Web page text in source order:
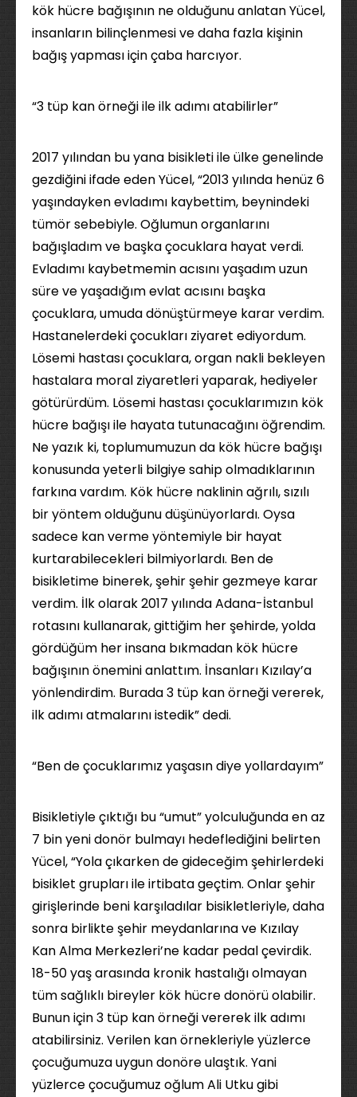
kök hücre bağışının ne olduğunu anlatan Yücel,
insanların bilinçlenmesi ve daha fazla kişinin
bağış yapması için çaba harcıyor.
“3 tüp kan örneği ile ilk adımı atabilirler”
2017 yılından bu yana bisikleti ile ülke genelinde
gezdiğini ifade eden Yücel, “2013 yılında henüz 6
yaşındayken evladımı kaybettim, beynindeki
tümör sebebiyle. Oğlumun organlarını
bağışladım ve başka çocuklara hayat verdi.
Evladımı kaybetmemin acısını yaşadım uzun
süre ve yaşadığım evlat acısını başka
çocuklara, umuda dönüştürmeye karar verdim.
Hastanelerdeki çocukları ziyaret ediyordum.
Lösemi hastası çocuklara, organ nakli bekleyen
hastalara moral ziyaretleri yaparak, hediyeler
götürürdüm. Lösemi hastası çocuklarımızın kök
hücre bağışı ile hayata tutunacağını öğrendim.
Ne yazık ki, toplumumuzun da kök hücre bağışı
konusunda yeterli bilgiye sahip olmadıklarının
farkına vardım. Kök hücre naklinin ağrılı, sızılı
bir yöntem olduğunu düşünüyorlardı. Oysa
sadece kan verme yöntemiyle bir hayat
kurtarabilecekleri bilmiyorlardı. Ben de
bisikletime binerek, şehir şehir gezmeye karar
verdim. İlk olarak 2017 yılında Adana-İstanbul
rotasını kullanarak, gittiğim her şehirde, yolda
gördüğüm her insana bıkmadan kök hücre
bağışının önemini anlattım. İnsanları Kızılay’a
yönlendirdim. Burada 3 tüp kan örneği vererek,
ilk adımı atmalarını istedik” dedi.
“Ben de çocuklarımız yaşasın diye yollardayım”
Bisikletiyle çıktığı bu “umut” yolculuğunda en az
7 bin yeni donör bulmayı hedeflediğini belirten
Yücel, “Yola çıkarken de gideceğim şehirlerdeki
bisiklet grupları ile irtibata geçtim. Onlar şehir
girişlerinde beni karşıladılar bisikletleriyle, daha
sonra birlikte şehir meydanlarına ve Kızılay
Kan Alma Merkezleri’ne kadar pedal çevirdik.
18-50 yaş arasında kronik hastalığı olmayan
tüm sağlıklı bireyler kök hücre donörü olabilir.
Bunun için 3 tüp kan örneği vererek ilk adımı
atabilirsiniz. Verilen kan örnekleriyle yüzlerce
çocuğumuza uygun donöre ulaştık. Yani
yüzlerce çocuğumuz oğlum Ali Utku gibi